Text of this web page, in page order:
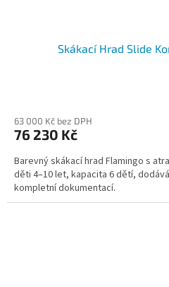
Skákací Hrad Slide
63 000 Kč bez DPH
76 230 Kč
Barevný skákací hrad Flamingo s
děti 4–10 let, kapacita 6 dětí,
kompletní dokumentací.